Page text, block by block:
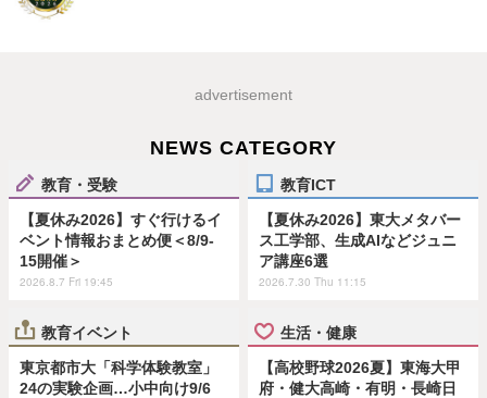
advertisement
NEWS CATEGORY
教育・受験
【夏休み2026】すぐ行けるイ
ベント情報おまとめ便＜8/9-
15開催＞
2026.8.7 Fri 19:45
教育ICT
【夏休み2026】東大メタバー
ス工学部、生成AIなどジュニ
ア講座6選
2026.7.30 Thu 11:15
教育イベント
東京都市大「科学体験教室」
24の実験企画…小中向け9/6
生活・健康
【高校野球2026夏】東海大甲
府・健大高崎・有明・長崎日